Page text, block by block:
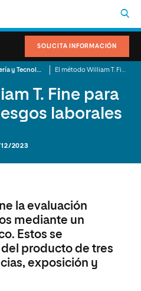
SOLICITA INFORMACIÓN
Ingeniería y Tecnología
T. Fine para
laborales
12/2023
la evaluación
mediante un
Estos se
producto de tres
exposición y